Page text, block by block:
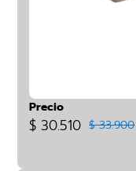
Precio
$ 30.510 $ 33.900